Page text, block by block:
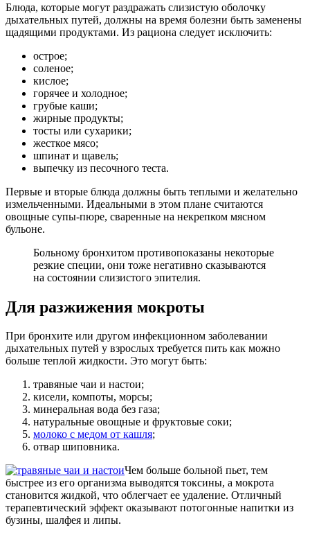
Блюда, которые могут раздражать слизистую оболочку
дыхательных путей, должны на время болезни быть заменены
щадящими продуктами. Из рациона следует исключить:
острое;
соленое;
кислое;
горячее и холодное;
грубые каши;
жирные продукты;
тосты или сухарики;
жесткое мясо;
шпинат и щавель;
выпечку из песочного теста.
Первые и вторые блюда должны быть теплыми и желательно
измельченными. Идеальными в этом плане считаются
овощные супы-пюре, сваренные на некрепком мясном
бульоне.
Больному бронхитом противопоказаны некоторые
резкие специи, они тоже негативно сказываются
на состоянии слизистого эпителия.
Для разжижения мокроты
При бронхите или другом инфекционном заболевании
дыхательных путей у взрослых требуется пить как можно
больше теплой жидкости. Это могут быть:
травяные чаи и настои;
кисели, компоты, морсы;
минеральная вода без газа;
натуральные овощные и фруктовые соки;
молоко с медом от кашля;
отвар шиповника.
Чем больше больной пьет, тем
быстрее из его организма выводятся токсины, а мокрота
становится жидкой, что облегчает ее удаление. Отличный
терапевтический эффект оказывают потогонные напитки из
бузины, шалфея и липы.